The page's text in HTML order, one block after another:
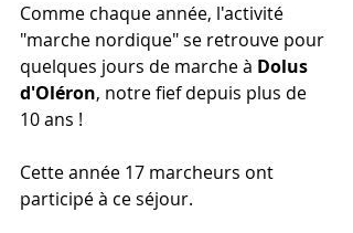
Comme chaque année, l'activité
"marche nordique" se retrouve pour
quelques jours de marche à Dolus
d'Oléron, notre fief depuis plus de
10 ans !
Cette année 17 marcheurs ont
participé à ce séjour.